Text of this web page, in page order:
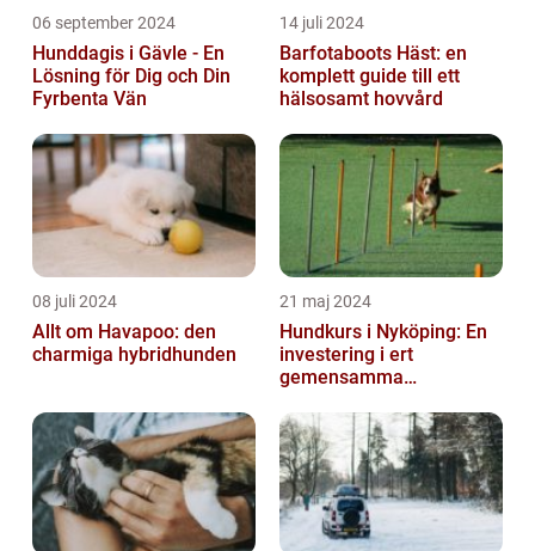
06 september 2024
Hunddagis i Gävle - En
Lösning för Dig och Din
Fyrbenta Vän
14 juli 2024
Barfotaboots Häst: en
komplett guide till ett
hälsosamt hovvård
08 juli 2024
Allt om Havapoo: den
charmiga hybridhunden
21 maj 2024
Hundkurs i Nyköping: En
investering i ert
gemensamma